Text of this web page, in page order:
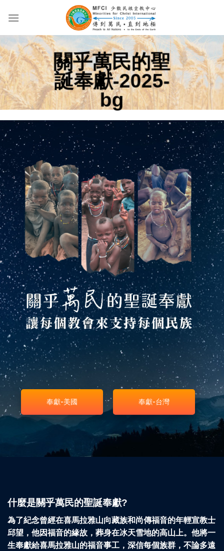
關乎萬民的聖
誕奉獻-2025-
bg
奉獻-台灣
奉獻-美國
什麼是關乎萬民的聖誕奉獻?
為了紀念曾經在喜馬拉雅山向藏族和尚傳福音的年輕宣教士
邱望，他因福音的緣故，葬身在冰天雪地的高山上。他將一
生奉獻給喜馬拉雅山的福音事工，深信每個族群，不論多遠